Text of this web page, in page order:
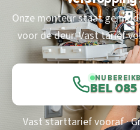
Onze monteur staat
voor de deur. Vast tarief
NU
BEL
Vast starttarief vooraf ·